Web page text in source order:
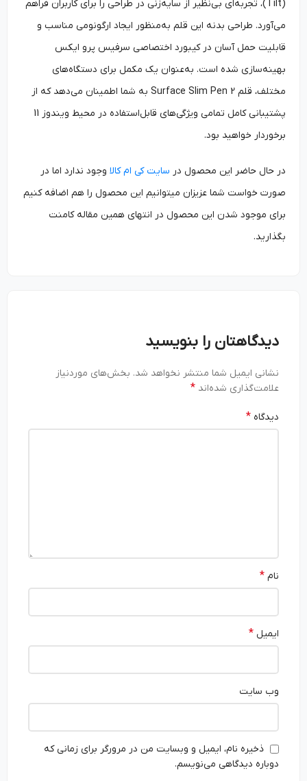
(Tilt)، تجربه‌ای بی‌نظیر از سایه‌زنی در طراحی را برای کاربران فراهم
می‌آورد. طراحی بدنه این قلم به‌‌منظور ایجاد ارگونومی مناسب و
قابلیت حمل آسان در کیبورد اختصاصی سرفیس پرو ایکس
بهینه‌سازی شده است. به‌‌عنوان یک مکمل برای دستگاه‌های
مختلف، قلم Surface Slim Pen 2 به شما اطمینان می‌دهد که از
پشتیبانی کامل تمامی ویژگی‌های قابل‌استفاده در محیط ویندوز 11
برخوردار خواهید بود.
در حال حاضر این محصول درسایت کی ام کالاوجود ندارد اما در
صورت خواست شما عزیزان میتوانیم این محصول را هم اضافه کنیم
برای موجود شدن این محصول در انتهای همین مقاله کامنت
بگذارید.
دیدگاهتان را بنویسید
نشانی ایمیل شما منتشر نخواهد شد. بخش‌های موردنیاز
علامت‌گذاری شده‌اند*
دیدگاه*
ایمیل*
وب‌ سایت
ذخیره نام، ایمیل و وبسایت من در مرورگر برای زمانی که
دوباره دیدگاهی می‌نویسم.